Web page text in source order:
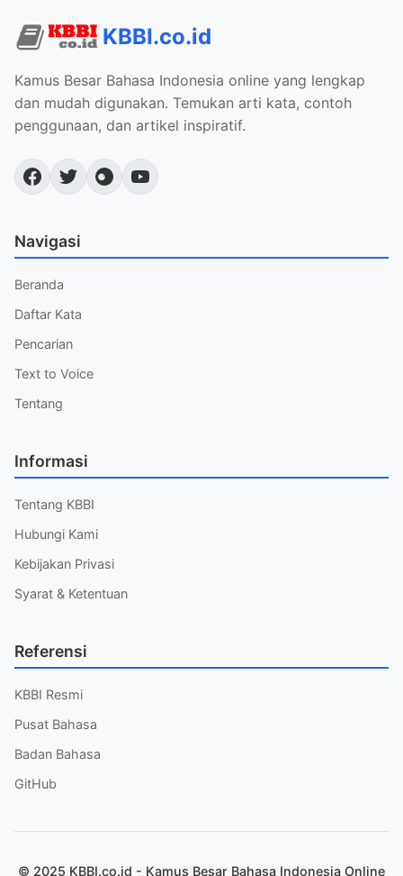
KBBI.co.id
Kamus Besar Bahasa Indonesia online yang lengkap
dan mudah digunakan. Temukan arti kata, contoh
penggunaan, dan artikel inspiratif.
Navigasi
Beranda
Daftar Kata
Pencarian
Text to Voice
Tentang
Informasi
Tentang KBBI
Hubungi Kami
Kebijakan Privasi
Syarat & Ketentuan
Referensi
KBBI Resmi
Pusat Bahasa
Badan Bahasa
GitHub
© 2025 KBBI.co.id - Kamus Besar Bahasa Indonesia Online